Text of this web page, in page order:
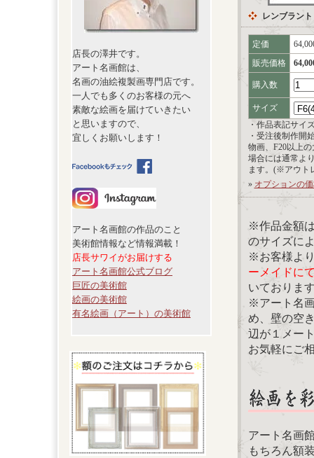
店長の澤井です。
アート名画館は、
名画の油絵複製画専門店です。
一人でも多くのお客様の元へ
素敵な絵画を届けていきたい
と思いますので、
宜しくお願いします！
アート名画館の作品のこと
美術館情報など情報満載！
店長サワイがお届けする
アート名画館公式ブログ
巨匠の美術館
絵画の美術館
有名絵画（アート）の美術館
レンブラン
定価
販売価格
購入数
サイズ
・作品表記サイ
・受注後制作開
物画、F20以上
場合には通常よ
ます。(※アウト
» オプションの
※作品金額
のサイズに
※お客様よ
ーメイドに
いておりま
※アート名
め、壁の空
辺が１メー
お気軽にご
アート名画
もちろん額